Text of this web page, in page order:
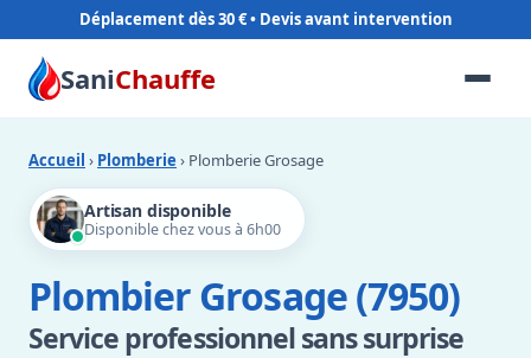
Déplacement dès 30 €
SaniChauffe
Accueil › Plomberie › Plomberie Grosage
Artisan disponible
Disponible chez vous à 6h00
Plombier Grosage (7950)
Service professionnel sans surprise